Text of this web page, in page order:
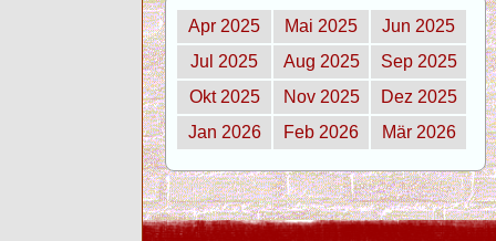
Apr 2025 Mai 2025
Jun 2025
Jul 2025
Aug 2025
Sep 2025
Okt 2025
Nov 2025
Dez 2025
Jan 2026
Feb 2026 Mär 2026